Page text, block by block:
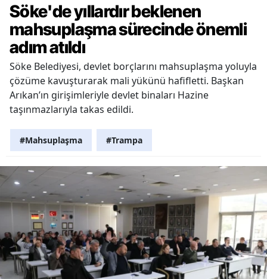
Söke'de yıllardır beklenen
mahsuplaşma sürecinde önemli
adım atıldı
Söke Belediyesi, devlet borçlarını mahsuplaşma yoluyla
çözüme kavuşturarak mali yükünü hafifletti. Başkan
Arıkan’ın girişimleriyle devlet binaları Hazine
taşınmazlarıyla takas edildi.
#Mahsuplaşma #Trampa